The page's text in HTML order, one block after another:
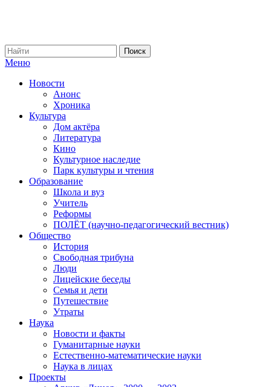
Меню
Новости
Анонс
Хроника
Культура
Дом актёра
Литература
Кино
Культурное наследие
Парк культуры и чтения
Образование
Школа и вуз
Учитель
Реформы
ПОЛЁТ (научно-педагогический вестник)
Общество
История
Свободная трибуна
Люди
Лицейские беседы
Семья и дети
Путешествие
Утраты
Наука
Новости и факты
Гуманитарные науки
Естественно-математические науки
Наука в лицах
Проекты